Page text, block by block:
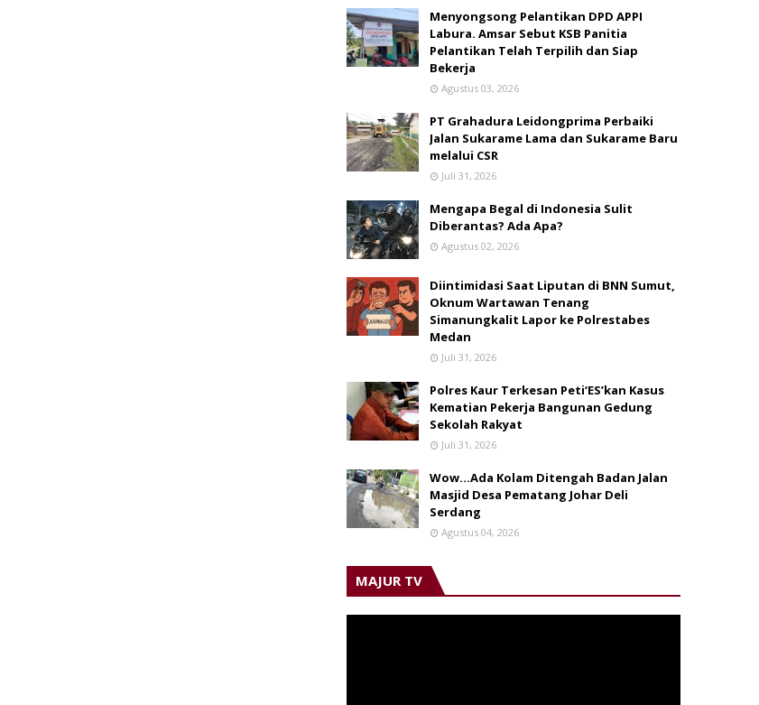
Menyongsong Pelantikan DPD APPI
Labura. Amsar Sebut KSB Panitia
Pelantikan Telah Terpilih dan Siap
Bekerja
Agustus 03, 2026
PT Grahadura Leidongprima Perbaiki
Jalan Sukarame Lama dan Sukarame Baru
melalui CSR
Juli 31, 2026
Mengapa Begal di Indonesia Sulit
Diberantas? Ada Apa?
Agustus 02, 2026
Diintimidasi Saat Liputan di BNN Sumut,
Oknum Wartawan Tenang
Simanungkalit Lapor ke Polrestabes
Medan
Juli 31, 2026
Polres Kaur Terkesan Peti‘ES’kan Kasus
Kematian Pekerja Bangunan Gedung
Sekolah Rakyat
Juli 31, 2026
Wow...Ada Kolam Ditengah Badan Jalan
Masjid Desa Pematang Johar Deli
Serdang
Agustus 04, 2026
MAJUR TV